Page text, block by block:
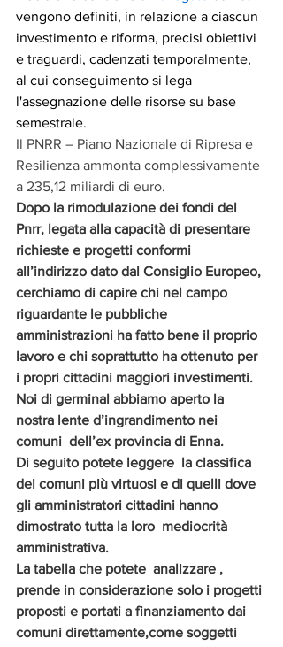
vengono definiti, in relazione a ciascun
investimento e riforma, precisi obiettivi
e traguardi, cadenzati temporalmente,
al cui conseguimento si lega
l'assegnazione delle risorse su base
semestrale.
Il PNRR – Piano Nazionale di Ripresa e
Resilienza ammonta complessivamente
a 235,12 miliardi di euro.
Dopo la rimodulazione dei fondi del
Pnrr, legata alla capacità di presentare
richieste e progetti conformi
all’indirizzo dato dal Consiglio Europeo,
cerchiamo di capire chi nel campo
riguardante le pubbliche
amministrazioni ha fatto bene il proprio
lavoro e chi soprattutto ha ottenuto per
i propri cittadini maggiori investimenti.
Noi di germinal abbiamo aperto la
nostra lente d’ingrandimento nei
comuni  dell’ex provincia di Enna.
Di seguito potete leggere  la classifica
dei comuni più virtuosi e di quelli dove
gli amministratori cittadini hanno
dimostrato tutta la loro  mediocrità
amministrativa.
La tabella che potete  analizzare ,
prende in considerazione solo i progetti
proposti e portati a finanziamento dai
comuni direttamente,come soggetti